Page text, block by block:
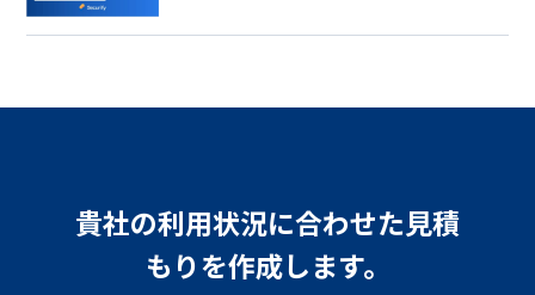
貴社の利用状況に合わせた見積
もりを作成します。